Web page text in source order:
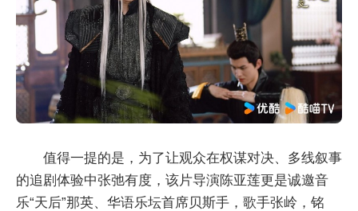
值得一提的是，为了让观众在权谋对决、多线叙事
的追剧体验中张弛有度，该片导演陈亚莲更是诚邀音
乐“天后”那英、华语乐坛首席贝斯手，歌手张岭，铭